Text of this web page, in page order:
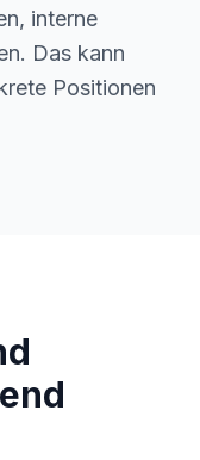
interne
Das kann
Positionen